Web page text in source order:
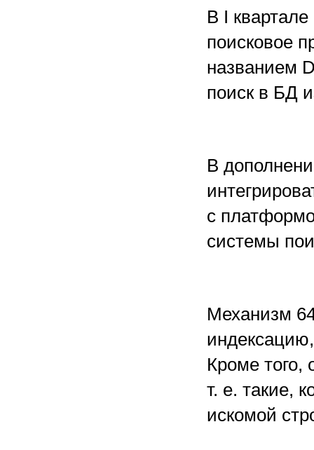
В I
поисковое
названием
поиск в БД
В
с
системы
Механизм
Кроме того,
т. е. такие,
искомой